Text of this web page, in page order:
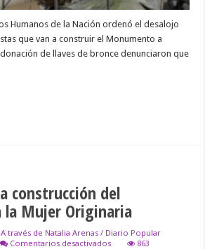
Humanos de la Nación ordenó el desalojo
que van a construir el Monumento a
de llaves de bronce denunciaron que
construcción del
Mujer Originaria
A través de Natalia Arenas / Diario Popular
Comentarios desactivadosen
863